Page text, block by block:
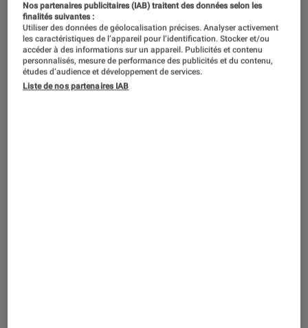
ACTU
Nos partenaires publicitaires (IAB) traitent des données selon les
finalités suivantes :
Utiliser des données de géolocalisation précises. Analyser activement
les caractéristiques de l’appareil pour l’identification. Stocker et/ou
accéder à des informations sur un appareil. Publicités et contenu
personnalisés, mesure de performance des publicités et du contenu,
études d’audience et développement de services.
Liste de nos partenaires IAB